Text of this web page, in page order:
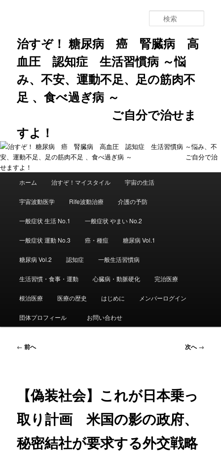
治すぞ！ 糖尿病 癌 腎臓病 高
血圧 認知症 生活習慣病 ～悩
み、不安、運動不足、足の筋肉不
足 、食べ過ぎ病 ～
ご自分で治せま
すよ！
索
ホーム 治すぞ！マイスタイル 宇宙の生活
宇宙波動医学 Rife波動治療 介護の予防
一般症状 生活 No.1 一般症状 やまい No.2
一般症状 運動 No.3 癌・種痘 糖尿病 Vol.1
糖尿病 Vol.2 認知症 一般生活習慣病
生活習慣・食事・運動 心臓病・動脈硬化 完治医療
根治医療 医療の歴史 はじめに メンバーログイン
団体プロフィール お問い合わせ
投
ョ
ン
← 前へ 次へ→
【偽装社会】これが日本乗っ
取り計画 米国の影の政府、
秘密結社が要求する外交戦略